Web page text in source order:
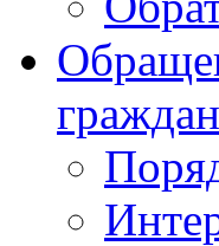
граждан